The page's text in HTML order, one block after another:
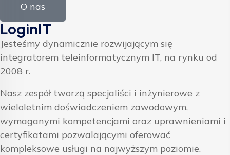
O nas
LoginIT
Jesteśmy dynamicznie rozwijającym się
integratorem teleinformatycznym IT, na rynku od
2008 r.
Nasz zespół tworzą specjaliści i inżynierowe z
wieloletnim doświadczeniem zawodowym,
wymaganymi kompetencjami oraz uprawnieniami i
certyfikatami pozwalającymi oferować
kompleksowe usługi na najwyższym poziomie.